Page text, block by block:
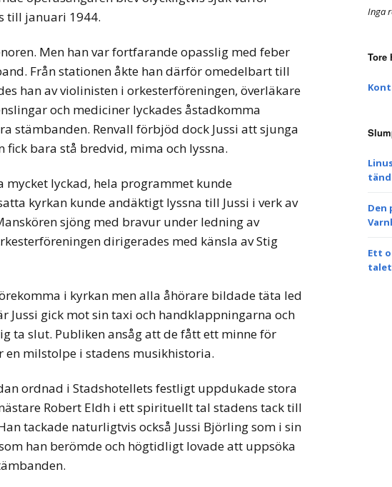
till januari 1944.
Men han var fortfarande opasslig med feber
Från stationen åkte han därför omedelbart till
han av violinisten i orkesterföreningen, överläkare
och mediciner lyckades åstadkomma
stämbanden. Renvall förbjöd dock Jussi att sjunga
fick bara stå bredvid, mima och lyssna.
mycket lyckad, hela programmet kunde
kyrkan kunde andäktigt lyssna till Jussi i verk av
sjöng med bravur under ledning av
dirigerades med känsla av Stig
i kyrkan men alla åhörare bildade täta led
Jussi gick mot sin taxi och handklappningarna och
ta slut. Publiken ansåg att de fått ett minne för
en milstolpe i stadens musikhistoria.
ordnad i Stadshotellets festligt uppdukade stora
Robert Eldh i ett spirituellt tal stadens tack till
tackade naturligtvis också Jussi Björling som i sin
han berömde och högtidligt lovade att uppsöka
Inga
Tore
Den
Ett